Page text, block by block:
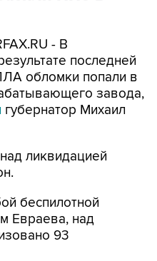
- В
последней
обломки попали в
завода,
губернатор Михаил
ликвидацией
беспилотной
Евраева, над
93